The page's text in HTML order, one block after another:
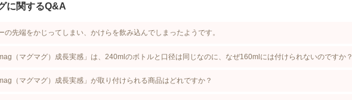
に関するQ&A
の先端をかじってしまい、かけらを飲み込んでしまったようです。
（マグマグ）成長実感」は、240mlのボトルと口径は同じなのに、なぜ160mlには付けられないのですか？
（マグマグ）成長実感」が取り付けられる商品はどれですか？